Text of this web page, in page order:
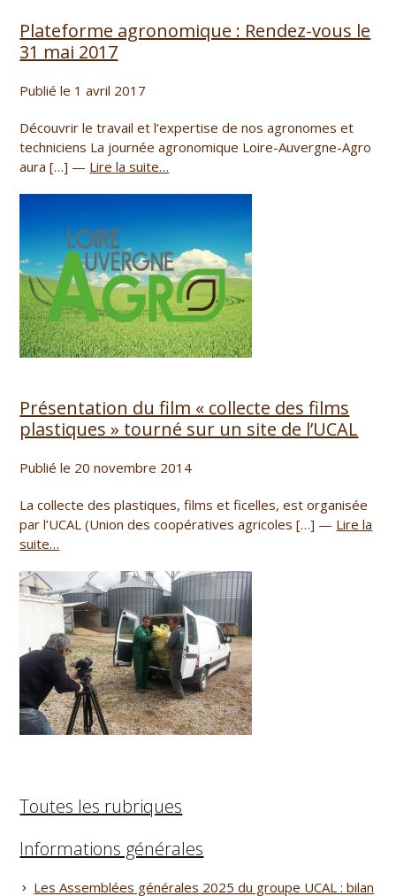
Plateforme agronomique : Rendez-vous le
31 mai 2017
Publié le 1 avril 2017
Découvrir le travail et l’expertise de nos agronomes et
techniciens La journée agronomique Loire-Auvergne-Agro
aura […] — Lire la suite…
Présentation du film « collecte des films
plastiques » tourné sur un site de l’UCAL
Publié le 20 novembre 2014
La collecte des plastiques, films et ficelles, est organisée
par l’UCAL (Union des coopératives agricoles […] — Lire la
suite…
Toutes les rubriques
Informations générales
Les Assemblées générales 2025 du groupe UCAL : bilan